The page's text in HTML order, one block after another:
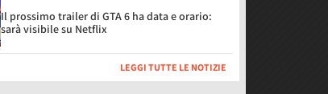
Il prossimo trailer di GTA 6 ha data e orario:
sarà visibile su Netflix
LEGGI TUTTE LE NOTIZIE